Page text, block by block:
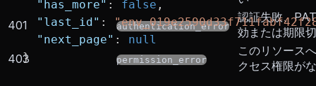
  "has_more"
: false ,
  "last_id"
:
  "next_page"
: null
}
401
authentication_error
認証失敗、
効または期限
403
permission_error
このリソース
クセス権限が